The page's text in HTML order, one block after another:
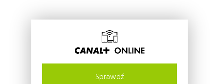
Sprawdź